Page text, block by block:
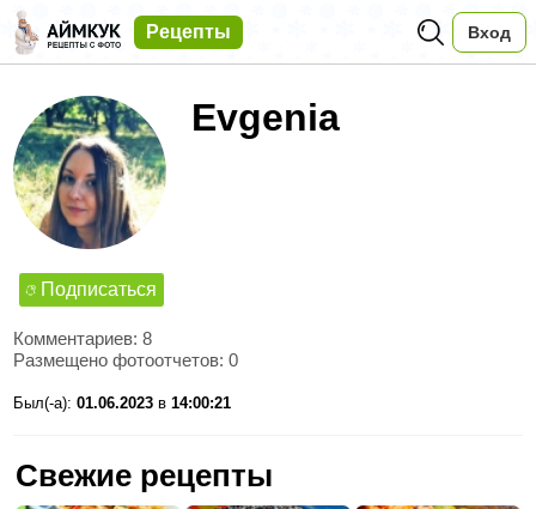
Рецепты Вход
Evgenia
Подписаться
Комментариев: 8
Размещено фотоотчетов: 0
Был(-а):01.06.2023 в14:00:21
Свежие рецепты